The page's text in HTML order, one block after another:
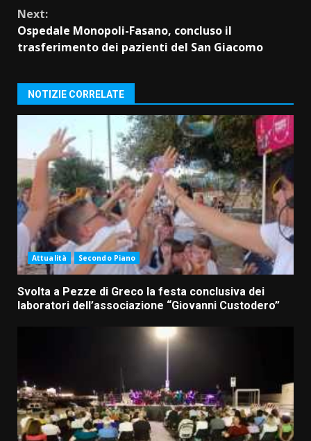
Next:
Ospedale Monopoli-Fasano, concluso il
trasferimento dei pazienti del San Giacomo
NOTIZIE CORRELATE
Attualità Secondo Piano
Svolta a Pezze di Greco la festa conclusiva dei
laboratori dell’associazione “Giovanni Custodero”